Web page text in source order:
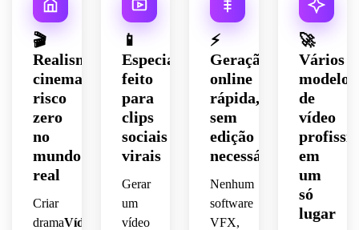
🎬
Realismo
cinematográfico,
risco
zero
no
mundo
real
Criar
dramaVídeo
📱
Especialmente
feito
para
clips
sociais
virais
Gerar
um
vídeo
⚡
Geração
online
rápida,
sem
edição
necessária
Nenhum
software
VFX,
🚀
Vários
modelos
de
vídeo
em
um
só
lugar